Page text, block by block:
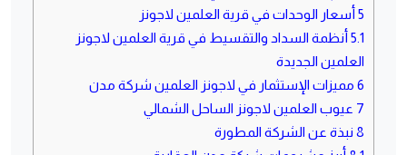
5 أسعار الوحدات في قرية العلمين لاجونز
5.1 أنظمة السداد والتقسيط في قرية العلمين لاجونز
العلمين الجديدة
6 مميزات الإستثمار في لاجونز العلمين شركة مدن
7 عيوب العلمين لاجونز الساحل الشمالي
8 نبذة عن الشركة المطورة